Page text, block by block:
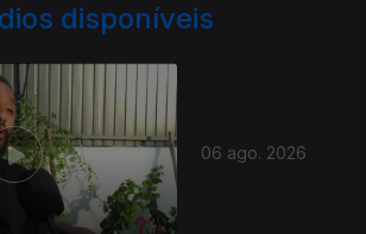
disponíveis
06 ago. 2026